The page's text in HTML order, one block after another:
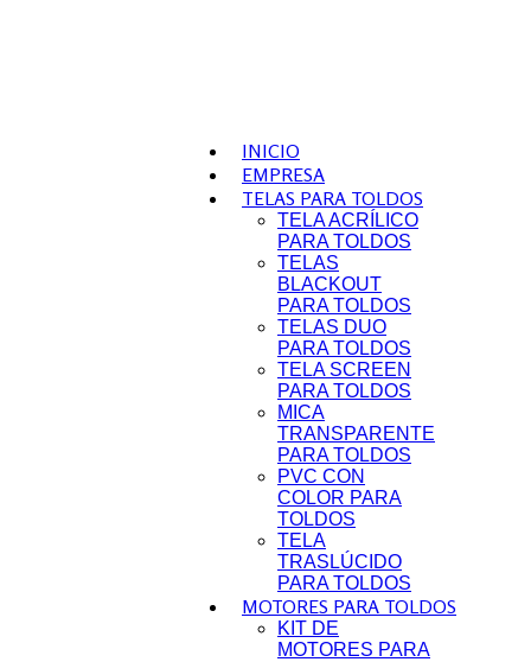
INICIO
EMPRESA
TELAS PARA TOLDOS
TELA ACRÍLICO
PARA TOLDOS
TELAS
BLACKOUT
PARA TOLDOS
TELAS DUO
PARA TOLDOS
TELA SCREEN
PARA TOLDOS
MICA
TRANSPARENTE
PARA TOLDOS
PVC CON
COLOR PARA
TOLDOS
TELA
TRASLÚCIDO
PARA TOLDOS
MOTORES PARA TOLDOS
KIT DE
MOTORES PARA